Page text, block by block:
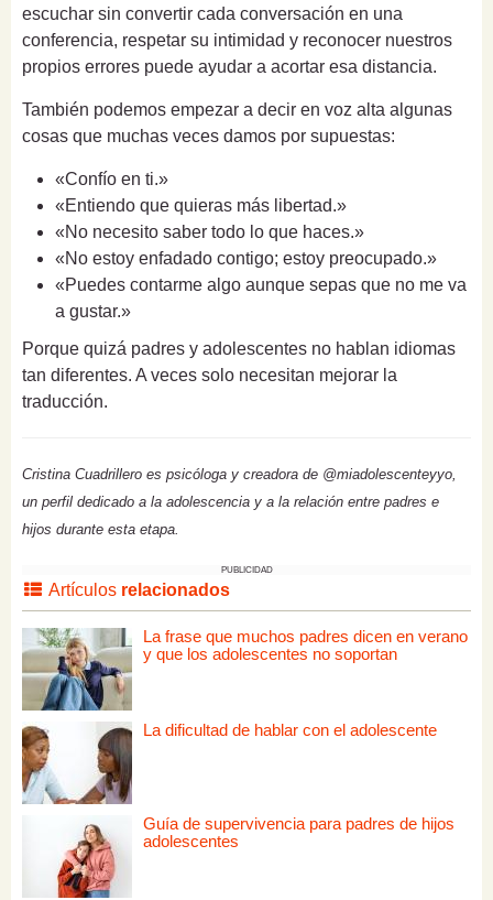
escuchar sin convertir cada conversación en una
conferencia, respetar su intimidad y reconocer nuestros
propios errores puede ayudar a acortar esa distancia.
También podemos empezar a decir en voz alta algunas
cosas que muchas veces damos por supuestas:
«Confío en ti.»
«Entiendo que quieras más libertad.»
«No necesito saber todo lo que haces.»
«No estoy enfadado contigo; estoy preocupado.»
«Puedes contarme algo aunque sepas que no me va
a gustar.»
Porque quizá padres y adolescentes no hablan idiomas
tan diferentes. A veces solo necesitan mejorar la
traducción.
Cristina Cuadrillero es psicóloga y creadora de @miadolescenteyyo,
un perfil dedicado a la adolescencia y a la relación entre padres e
hijos durante esta etapa.
PUBLICIDAD
Artículos relacionados
La frase que muchos padres dicen en verano
y que los adolescentes no soportan
La dificultad de hablar con el adolescente
Guía de supervivencia para padres de hijos
adolescentes